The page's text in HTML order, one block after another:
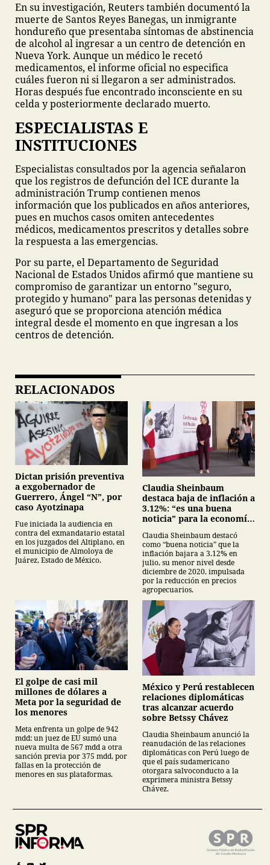
En su investigación, Reuters también documentó la
muerte de Santos Reyes Banegas, un inmigrante
hondureño que presentaba síntomas de abstinencia
de alcohol al ingresar a un centro de detención en
Nueva York. Aunque un médico le recetó
medicamentos, el informe oficial no especifica
cuáles fueron ni si llegaron a ser administrados.
Horas después fue encontrado inconsciente en su
celda y posteriormente declarado muerto.
ESPECIALISTAS E
INSTITUCIONES
Especialistas consultados por la agencia señalaron
que los registros de defunción del ICE durante la
administración Trump contienen menos
información que los publicados en años anteriores,
pues en muchos casos omiten antecedentes
médicos, medicamentos prescritos y detalles sobre
la respuesta a las emergencias.
Por su parte, el Departamento de Seguridad
Nacional de Estados Unidos afirmó que mantiene su
compromiso de garantizar un entorno "seguro,
protegido y humano" para las personas detenidas y
aseguró que se proporciona atención médica
integral desde el momento en que ingresan a los
centros de detención.
RELACIONADOS
Dictan prisión preventiva
a exgobernador de
Guerrero, Ángel “N”, por
caso Ayotzinapa
Fue iniciada la audiencia en
contra del exmandatario estatal
en los juzgados del Altiplano, en
el municipio de Almoloya de
Juárez, Estado de México.
Claudia Sheinbaum
destaca baja de inflación a
3.12%: “es una buena
noticia” para la economía
Claudia Sheinbaum destacó
como “buena noticia” que la
inflación bajara a 3.12% en
julio, su menor nivel desde
diciembre de 2020, impulsada
por la reducción en precios
agropecuarios.
El golpe de casi mil
millones de dólares a
Meta por la seguridad de
los menores
Meta enfrenta un golpe de 942
mdd: un juez de EU sumó una
nueva multa de 567 mdd a otra
sanción previa por 375 mdd, por
fallas en la protección de
menores en sus plataformas.
México y Perú restablecen
relaciones diplomáticas
tras alcanzar acuerdo
sobre Betssy Chávez
Claudia Sheinbaum anunció la
reanudación de las relaciones
diplomáticas con Perú luego de
que el país sudamericano
otorgara salvoconducto a la
exprimera ministra Betssy
Chávez.